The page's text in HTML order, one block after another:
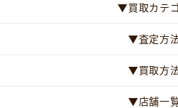
▼買取カテ
▼査定方
▼買取方
▼店舗一